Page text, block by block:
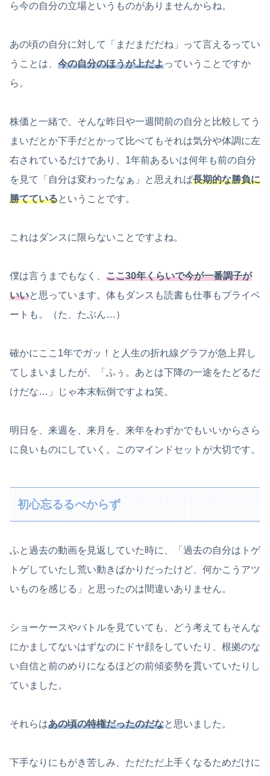
ら今の自分の立場というものがありませんからね。
あの頃の自分に対して「まだまだだね」って言えるってい
うことは、 今の自分のほうが上だよっていうことですか
ら。
株価と一緒で、そんな昨日や一週間前の自分と比較してう
まいだとか下手だとかって比べてもそれは気分や体調に左
右されているだけであり、1年前あるいは何年も前の自分
を見て「自分は変わったなぁ」と思えれば長期的な勝負に
勝てているということです。
これはダンスに限らないことですよね。
僕は言うまでもなく、 ここ30年くらいで今が一番調子が
いいと思っています。体もダンスも読書も仕事もプライベ
ートも。（た、たぶん…）
確かにここ1年でガッ！と人生の折れ線グラフが急上昇し
てしまいましたが、「ふぅ。あとは下降の一途をたどるだ
けだな…」じゃ本末転倒ですよね笑。
明日を、来週を、来月を、来年をわずかでもいいからさら
に良いものにしていく。このマインドセットが大切です。
初心忘るるべからず
ふと過去の動画を見返していた時に、「過去の自分はトゲ
トゲしていたし荒い動きばかりだったけど、何かこうアツ
いものを感じる」と思ったのは間違いありません。
ショーケースやバトルを見ていても、どう考えてもそんな
にかましてないはずなのにドヤ顔をしていたり、根拠のな
い自信と前のめりになるほどの前傾姿勢を貫いていたりし
ていました。
それらはあの頃の特権だったのだなと思いました。
下手なりにもがき苦しみ、ただただ上手くなるためだけに